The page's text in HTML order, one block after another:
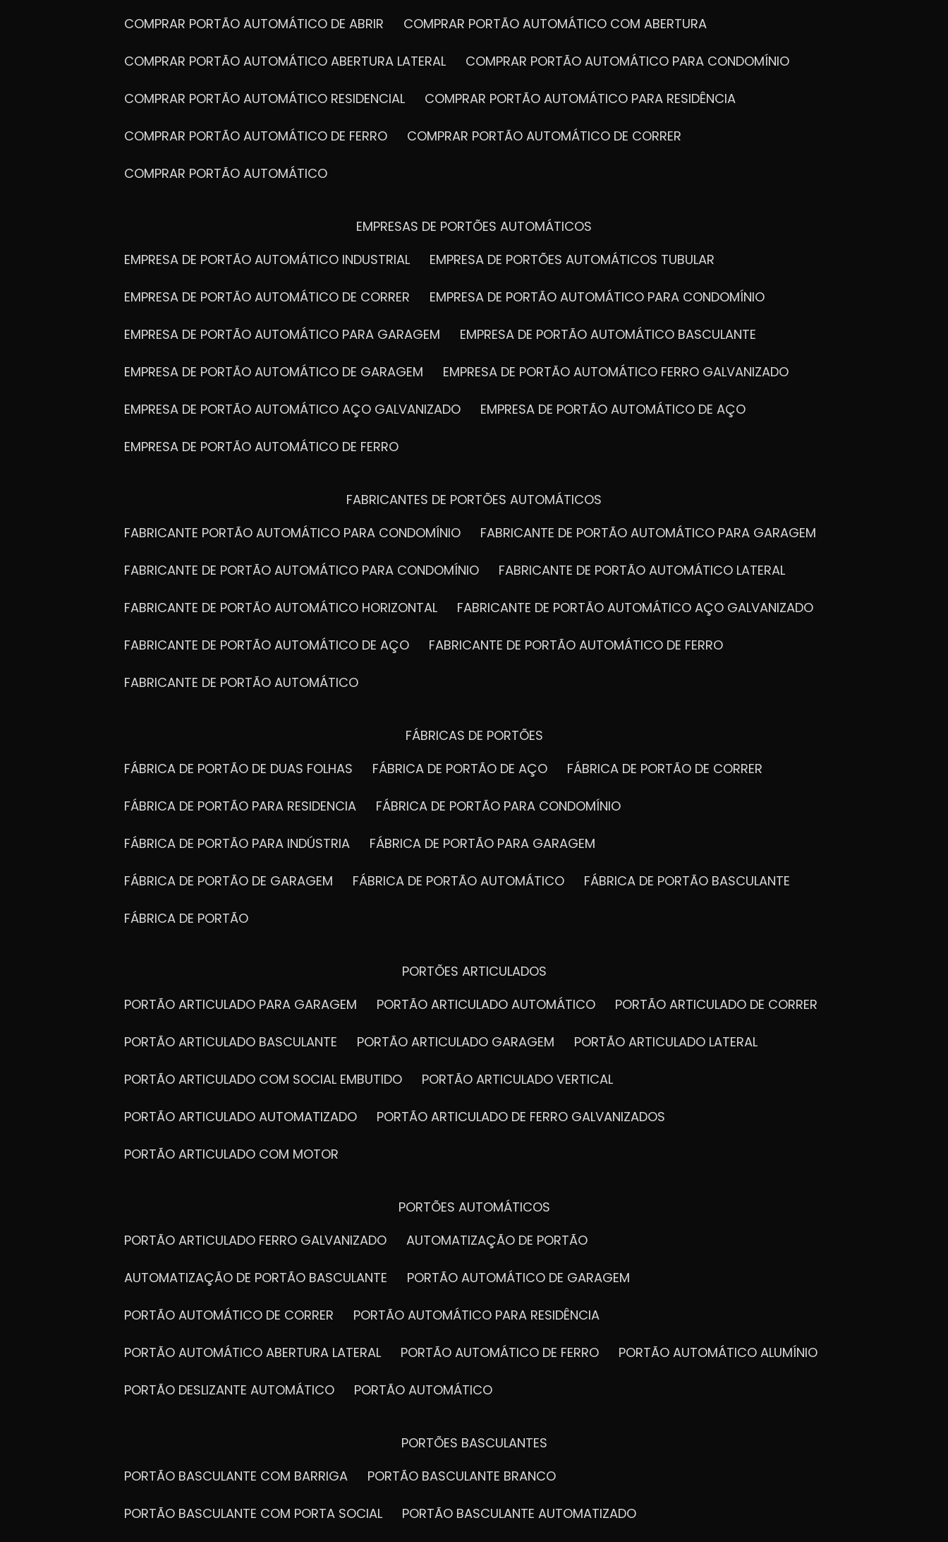
COMPRAR PORTÃO AUTOMÁTICO DE ABRIR
COMPRAR PORTÃO AUTOMÁTICO COM ABERTURA
COMPRAR PORTÃO AUTOMÁTICO ABERTURA LATERAL COMPRAR PORTÃO AUTOMÁTICO PARA CONDOMÍNIO
COMPRAR PORTÃO AUTOMÁTICO RESIDENCIAL COMPRAR PORTÃO AUTOMÁTICO PARA RESIDÊNCIA
COMPRAR PORTÃO AUTOMÁTICO DE FERRO COMPRAR PORTÃO AUTOMÁTICO DE CORRER
COMPRAR PORTÃO AUTOMÁTICO
EMPRESAS DE PORTÕES AUTOMÁTICOS
EMPRESA DE PORTÃO AUTOMÁTICO INDUSTRIAL
EMPRESA DE PORTÕES AUTOMÁTICOS TUBULAR
EMPRESA DE PORTÃO AUTOMÁTICO DE CORRER EMPRESA DE PORTÃO AUTOMÁTICO PARA CONDOMÍNIO
EMPRESA DE PORTÃO AUTOMÁTICO PARA GARAGEM EMPRESA DE PORTÃO AUTOMÁTICO BASCULANTE
EMPRESA DE PORTÃO AUTOMÁTICO DE GARAGEM EMPRESA DE PORTÃO AUTOMÁTICO FERRO GALVANIZADO
EMPRESA DE PORTÃO AUTOMÁTICO AÇO GALVANIZADO EMPRESA DE PORTÃO AUTOMÁTICO DE AÇO
EMPRESA DE PORTÃO AUTOMÁTICO DE FERRO
FABRICANTES DE PORTÕES AUTOMÁTICOS
FABRICANTE PORTÃO AUTOMÁTICO PARA CONDOMÍNIO
FABRICANTE DE PORTÃO AUTOMÁTICO PARA GARAGEM
FABRICANTE DE PORTÃO AUTOMÁTICO PARA CONDOMÍNIO FABRICANTE DE PORTÃO AUTOMÁTICO LATERAL
FABRICANTE DE PORTÃO AUTOMÁTICO HORIZONTAL FABRICANTE DE PORTÃO AUTOMÁTICO AÇO GALVANIZADO
FABRICANTE DE PORTÃO AUTOMÁTICO DE AÇO FABRICANTE DE PORTÃO AUTOMÁTICO DE FERRO
FABRICANTE DE PORTÃO AUTOMÁTICO
FÁBRICAS DE PORTÕES
FÁBRICA DE PORTÃO DE DUAS FOLHAS
FÁBRICA DE PORTÃO DE AÇO FÁBRICA DE PORTÃO DE CORRER
FÁBRICA DE PORTÃO PARA RESIDENCIA FÁBRICA DE PORTÃO PARA CONDOMÍNIO
FÁBRICA DE PORTÃO PARA INDÚSTRIA FÁBRICA DE PORTÃO PARA GARAGEM
FÁBRICA DE PORTÃO DE GARAGEM FÁBRICA DE PORTÃO AUTOMÁTICO FÁBRICA DE PORTÃO BASCULANTE
FÁBRICA DE PORTÃO
PORTÕES ARTICULADOS
PORTÃO ARTICULADO PARA GARAGEM
PORTÃO ARTICULADO AUTOMÁTICO PORTÃO ARTICULADO DE CORRER
PORTÃO ARTICULADO BASCULANTE PORTÃO ARTICULADO GARAGEM PORTÃO ARTICULADO LATERAL
PORTÃO ARTICULADO COM SOCIAL EMBUTIDO PORTÃO ARTICULADO VERTICAL
PORTÃO ARTICULADO AUTOMATIZADO PORTÃO ARTICULADO DE FERRO GALVANIZADOS
PORTÃO ARTICULADO COM MOTOR
PORTÕES AUTOMÁTICOS
PORTÃO ARTICULADO FERRO GALVANIZADO
AUTOMATIZAÇÃO DE PORTÃO
AUTOMATIZAÇÃO DE PORTÃO BASCULANTE PORTÃO AUTOMÁTICO DE GARAGEM
PORTÃO AUTOMÁTICO DE CORRER PORTÃO AUTOMÁTICO PARA RESIDÊNCIA
PORTÃO AUTOMÁTICO ABERTURA LATERAL PORTÃO AUTOMÁTICO DE FERRO PORTÃO AUTOMÁTICO ALUMÍNIO
PORTÃO DESLIZANTE AUTOMÁTICO PORTÃO AUTOMÁTICO
PORTÕES BASCULANTES
PORTÃO BASCULANTE COM BARRIGA
PORTÃO BASCULANTE BRANCO
PORTÃO BASCULANTE COM PORTA SOCIAL PORTÃO BASCULANTE AUTOMATIZADO